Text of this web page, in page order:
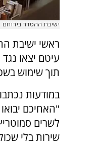
ישיבת ההסדר בירוחם
ראשי ישיבת
עיטם יצאו
תוך שימוש
במודעות
"האחיכם
לשרים
שירות בלי